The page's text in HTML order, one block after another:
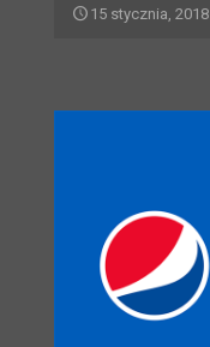
15 stycznia, 2018